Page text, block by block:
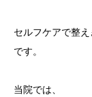
セルフケアで整
です。
当院では、